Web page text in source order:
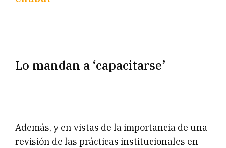
Lo mandan a ‘capacitarse’
Además, y en vistas de la importancia de una
revisión de las prácticas institucionales en